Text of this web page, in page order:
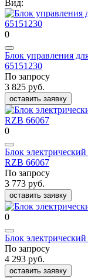
Вид:
0
Блок управления
65151230
По запросу
3 825 руб.
оставить заявку
0
Блок
RZB 66067
По запросу
3 773 руб.
оставить заявку
0
Блок
По запросу
4 293 руб.
оставить заявку